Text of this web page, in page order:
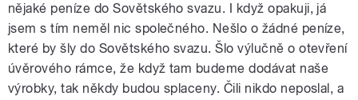
nějaké peníze do Sovětského svazu. I když opakuji, já
jsem s tím neměl nic společného. Nešlo o žádné peníze,
které by šly do Sovětského svazu. Šlo výlučně o otevření
úvěrového rámce, že když tam budeme dodávat naše
výrobky, tak někdy budou splaceny. Čili nikdo neposlal, a